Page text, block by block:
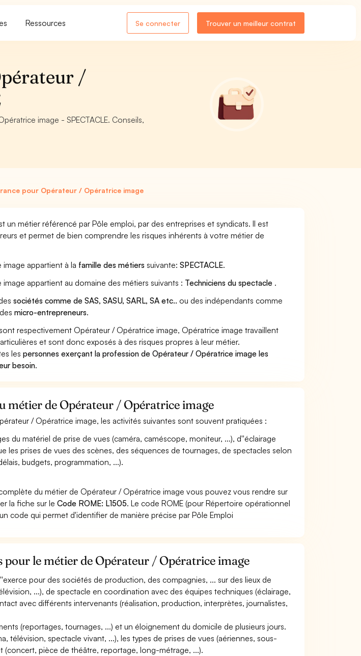
Ressources Se connecter Trouver un meilleur contrat
/
image - SPECTACLE. Conseils,
pour Opérateur / Opératrice image
un métier référencé par Pôle emploi, par des entreprises et syndicats. Il est
et permet de bien comprendre les risques inhérents à votre métier de
appartient à la famille des métiers suivante:SPECTACLE.
appartient au domaine des métiers suivants : Techniciens du spectacle .
sociétés comme de SAS, SASU, SARL, SA etc.. ou des indépendants comme
micro-entrepreneurs.
respectivement Opérateur / Opératrice image, Opératrice image travaillent
et sont donc exposés à des risques propres à leur métier.
lespersonnes exerçant la profession de Opérateur / Opératrice image les
besoin.
métier de Opérateur / Opératrice image
/ Opératrice image, les activités suivantes sont souvent pratiquées :
du matériel de prise de vues (caméra, caméscope, moniteur, ...), d''éclairage
les prises de vues des scènes, des séquences de tournages, de spectacles selon
budgets, programmation, ...).
du métier de Opérateur / Opératrice image vous pouvez vous rendre sur
la fiche sur leCode ROME: L1505. Le code ROME (pour Répertoire opérationnel
code qui permet d'identifier de manière précise par Pôle Emploi
pour le métier de Opérateur / Opératrice image
pour des sociétés de production, des compagnies, ... sur des lieux de
...), de spectacle en coordination avec des équipes techniques (éclairage,
avec différents intervenants (réalisation, production, interprètes, journalistes,
(reportages, tournages, ...) et un éloignement du domicile de plusieurs jours.
télévision, spectacle vivant, ...), les types de prises de vues (aériennes, sous-
(concert, pièce de théâtre, reportage, long-métrage, ...).